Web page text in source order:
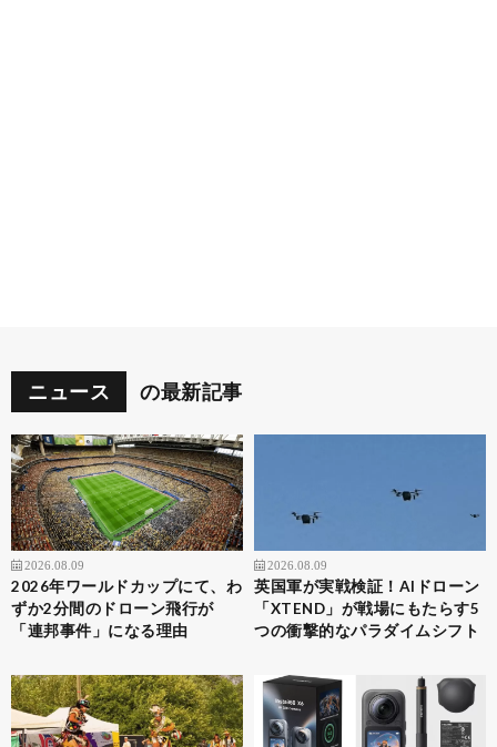
ニュース の最新記事
2026.08.09
2026年ワールドカップにて、わ
ずか2分間のドローン飛行が
「連邦事件」になる理由
2026.08.09
英国軍が実戦検証！AIドローン
「XTEND」が戦場にもたらす5
つの衝撃的なパラダイムシフト